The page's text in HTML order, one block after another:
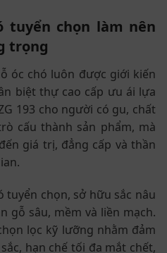
tuyển chọn làm nên
trọng
óc chó luôn được giới kiến
biệt thự cao cấp ưu ái lựa
193 cho người có gu, chất
cấu thành sản phẩm, mà
giá trị, đẳng cấp và thần
tuyển chọn, sở hữu sắc nâu
gỗ sâu, mềm và liền mạch.
lọc kỹ lưỡng nhằm đảm
hạn chế tối đa mắt chết,